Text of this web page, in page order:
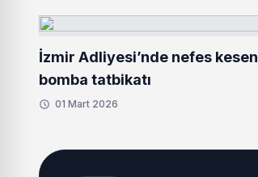
İzmir Adliyesi’nde nefes kesen
bomba tatbikatı
01 Mart 2026